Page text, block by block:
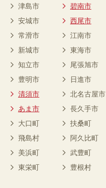
津島市
碧南市
安城市
西尾市
常滑市
江南市
新城市
東海市
知立市
尾張旭市
豊明市
日進市
清須市
北名古屋市
あま市
長久手市
大口町
扶桑町
飛島村
阿久比町
美浜町
武豊町
東栄町
豊根村